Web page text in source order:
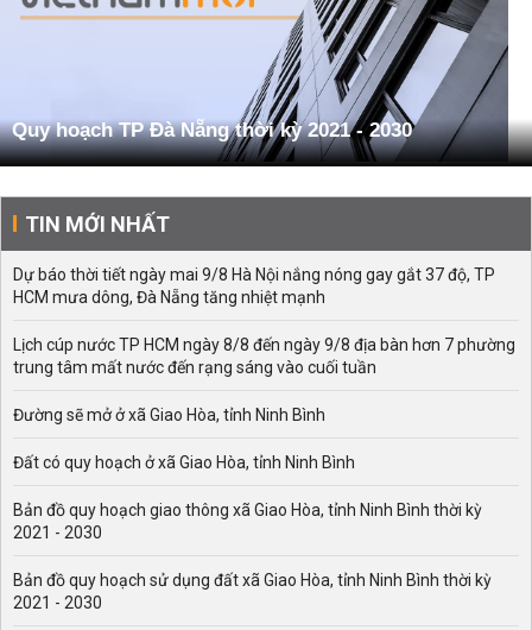
Quy hoạch TP Đà Nẵng thời kỳ 2021 - 2030
TIN MỚI NHẤT
Dự báo thời tiết ngày mai 9/8 Hà Nội nắng nóng gay gắt 37 độ, TP
HCM mưa dông, Đà Nẵng tăng nhiệt mạnh
Lịch cúp nước TP HCM ngày 8/8 đến ngày 9/8 địa bàn hơn 7 phường
trung tâm mất nước đến rạng sáng vào cuối tuần
Đường sẽ mở ở xã Giao Hòa, tỉnh Ninh Bình
Đất có quy hoạch ở xã Giao Hòa, tỉnh Ninh Bình
Bản đồ quy hoạch giao thông xã Giao Hòa, tỉnh Ninh Bình thời kỳ
2021 - 2030
Bản đồ quy hoạch sử dụng đất xã Giao Hòa, tỉnh Ninh Bình thời kỳ
2021 - 2030